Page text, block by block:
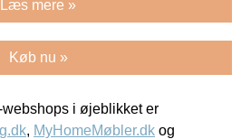
Læs mere »
Køb nu »
i øjeblikket er
, MyHomeMøbler.dk og